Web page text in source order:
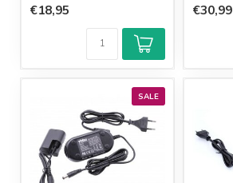
€18,95 €30,99
SALE